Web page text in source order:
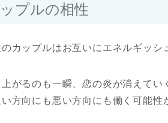
プルの相性
カップルはお互いにエネルギッシ
がるのも一瞬、恋の炎が消えてい
方向にも悪い方向にも働く可能性